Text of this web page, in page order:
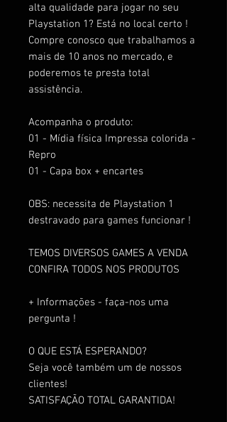
alta qualidade para jogar no seu
Playstation 1? Está no local certo !
Compre conosco que trabalhamos a
mais de 10 anos no mercado, e
poderemos te presta total
assistência.
Acompanha o produto:
01 - Mídia física Impressa colorida -
Repro
01 - Capa box + encartes
OBS: necessita de Playstation 1
destravado para games funcionar !
TEMOS DIVERSOS GAMES A VENDA
CONFIRA TODOS NOS PRODUTOS
+ Informações - faça-nos uma
pergunta !
O QUE ESTÁ ESPERANDO?
Seja você também um de nossos
clientes!
SATISFAÇÃO TOTAL GARANTIDA!